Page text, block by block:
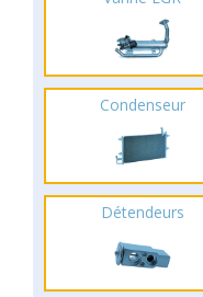
Condenseur
Détendeurs